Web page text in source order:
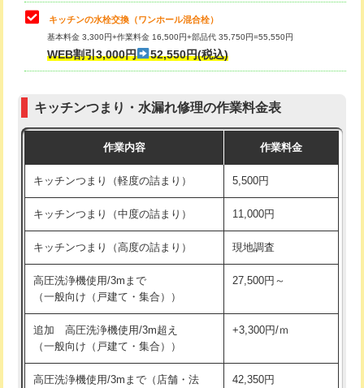
用（追加）/3ｍ超え)
給水管工事※（ライニング鋼管・銅
管・ポリ管・HT管使用/3ｍまで)
44,000円
管・ポリ管・HT管使用/3ｍ超え)
排水管工事（土の掘削・埋め戻し作
11,000円~
排水管工事（排水管工事/3ｍまで） 55,000円
排水管工事（追加 排水管工事/3ｍ超
+11,000円
マス交換（深さ50㎝未満）
マス交換（深さ50㎝以上） 66,000円
コンクリート斫り（厚さ10㎝まで）
お風呂タンク脱着
その他部品の脱着
式・ワンホール）)
交換・取付(排水栓・排水トラップ
22,000円+材料費
持込商品取付（単水栓）
持込商品取付（混合水栓） 16,500円
キッチンの水栓交換（ワンホール混合栓）
基本料金 3,300円+作業料金 16,500円+部品代 35,750円=55,550円
WEB割引3,000円 52,550円(税込)
キッチンつまり・水漏れ修理の作業料金表
作業内容 作業料金
キッチンつまり（軽度の詰まり） 5,500円
キッチンつまり（中度の詰まり） 11,000円
キッチンつまり（高度の詰まり） 現地調査
高圧洗浄機使用/3mまで
（一般向け（戸建て・集合））
27,500円～
追加 高圧洗浄機使用/3m超え
（一般向け（戸建て・集合））
+3,300円/ｍ
高圧洗浄機使用/3mまで（店舗・法
42,350円